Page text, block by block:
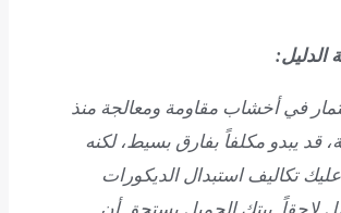
الدليل:
في أخشاب مقاومة ومعالجة منذ
قد يبدو مكلفاً بفارق بسيط، لكنه
تكاليف استبدال الديكورات